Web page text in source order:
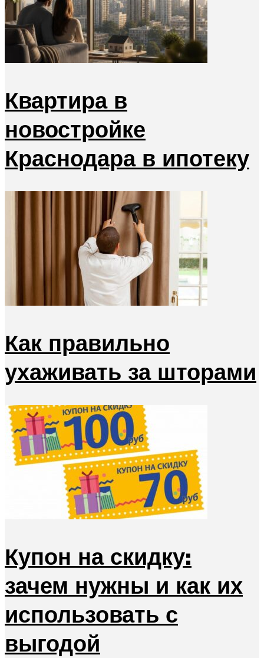
Квартира в
новостройке
Краснодара в ипотеку
Как правильно
ухаживать за шторами
Купон на скидку:
зачем нужны и как их
использовать с
выгодой